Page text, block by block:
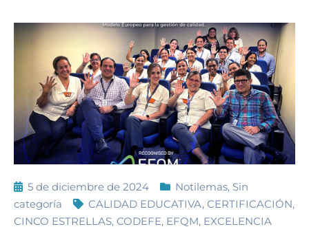
5 de diciembre de 2024 Notilemas, Sin
categoría
CALIDAD EDUCATIVA, CERTIFICACIÓN,
CINCO ESTRELLAS, CODEFE, EFQM, EXCELENCIA